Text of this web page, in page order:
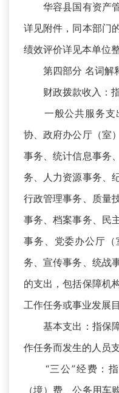
华容县国有资产管
详见附件，同本部门
绩效评价详见本单位
第四部分 名词解
财政拨款收入：指
一般公共服务支
协、政府办公厅（室
事务、统计信息事务
务、人力资源事务、
行政管理事务、质量
事务、档案事务、民
事务、党委办公厅
务、宣传事务、统战
的支出，包括保障机
工作任务或事业发展
基本支出：指保障
作任务而发生的人员
“三公”经费：指
（境）费、公务用